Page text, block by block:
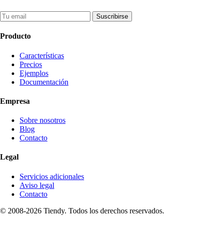
Suscribirse
Producto
Características
Precios
Ejemplos
Documentación
Empresa
Sobre nosotros
Blog
Contacto
Legal
Servicios adicionales
Aviso legal
Contacto
© 2008-2026 Tiendy. Todos los derechos reservados.